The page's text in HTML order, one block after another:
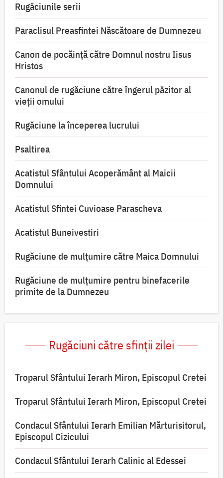
Rugăciunile serii
Paraclisul Preasfintei Născătoare de Dumnezeu
Canon de pocăință către Domnul nostru Iisus
Hristos
Canonul de rugăciune către îngerul păzitor al
vieții omului
Rugăciune la începerea lucrului
Psaltirea
Acatistul Sfântului Acoperământ al Maicii
Domnului
Acatistul Sfintei Cuvioase Parascheva
Acatistul Buneivestiri
Rugăciune de mulţumire către Maica Domnului
Rugăciune de mulțumire pentru binefacerile
primite de la Dumnezeu
Rugăciuni către sfinții zilei
Troparul Sfântului Ierarh Miron, Episcopul Cretei
Troparul Sfântului Ierarh Miron, Episcopul Cretei
Condacul Sfântului Ierarh Emilian Mărturisitorul,
Episcopul Cizicului
Condacul Sfântului Ierarh Calinic al Edessei